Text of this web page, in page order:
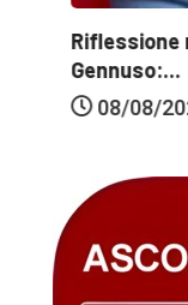
Riflessione nel
Gennuso:...
08/08/2026